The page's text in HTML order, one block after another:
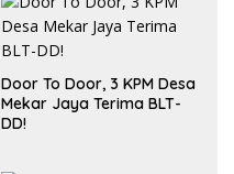
Door To Door, 3 KPM Desa
Mekar Jaya Terima BLT-
DD!